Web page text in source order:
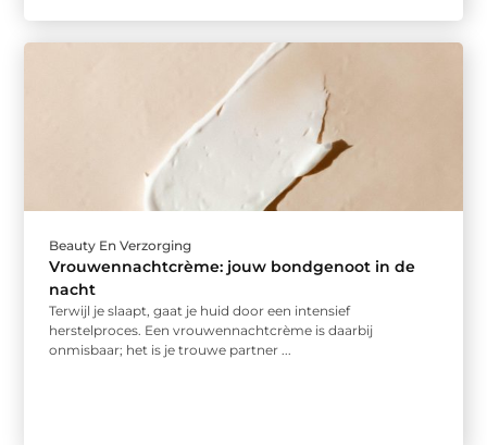
Beauty En Verzorging
Vrouwennachtcrème: jouw bondgenoot in de
nacht
Terwijl je slaapt, gaat je huid door een intensief
herstelproces. Een vrouwennachtcrème is daarbij
onmisbaar; het is je trouwe partner ...